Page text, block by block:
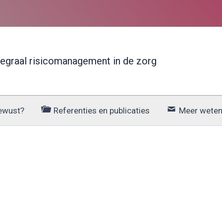
risicomanagement in de zorg
Referenties en publicaties Meer